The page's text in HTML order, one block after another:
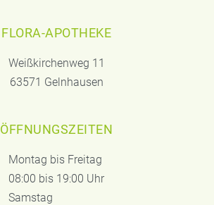
FLORA-APOTHEKE
Weißkirchenweg 11
63571 Gelnhausen
ÖFFNUNGSZEITEN
Montag bis Freitag
08:00 bis 19:00 Uhr
Samstag